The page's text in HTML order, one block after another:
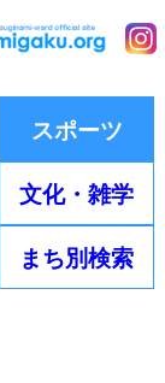
スポーツ
文化・雑学
まち別検索